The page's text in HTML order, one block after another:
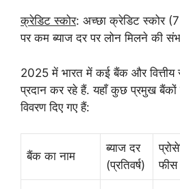
क्रेडिट स्कोर: अच्छा क्रेडिट स्कोर
पर कम ब्याज दर पर लोन मिलने की
2025 में भारत में कई बैंक और वित्तीय
प्रदान कर रहे हैं. यहाँ कुछ प्रमुख
विवरण दिए गए हैं:
बैंक का नाम
ब्याज दर
(प्रतिवर्ष)
फीस